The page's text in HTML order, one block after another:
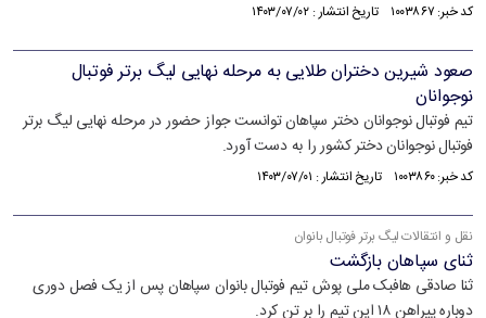
کد خبر: ۱۰۰۳۸۶۷ تاریخ انتشار : ۱۴۰۳/۰۷/۰۲
صعود شیرین دختران طلایی به مرحله نهایی لیگ برتر فوتبال
نوجوانان
تیم فوتبال نوجوانان دختر سپاهان توانست جواز حضور در مرحله نهایی لیگ برتر
فوتبال نوجوانان دختر کشور را به دست آورد.
کد خبر: ۱۰۰۳۸۶۰ تاریخ انتشار : ۱۴۰۳/۰۷/۰۱
نقل و انتقالات لیگ برتر فوتبال بانوان
ثنای سپاهان بازگشت
ثنا صادقی هافبک ملی پوش تیم فوتبال بانوان سپاهان پس از یک فصل دوری
دوباره پیراهن ۱۸ این تیم را بر تن کرد.